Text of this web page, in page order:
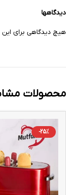
دیدگاهها
هیچ دیدگاهی برای
محصولات
-25%